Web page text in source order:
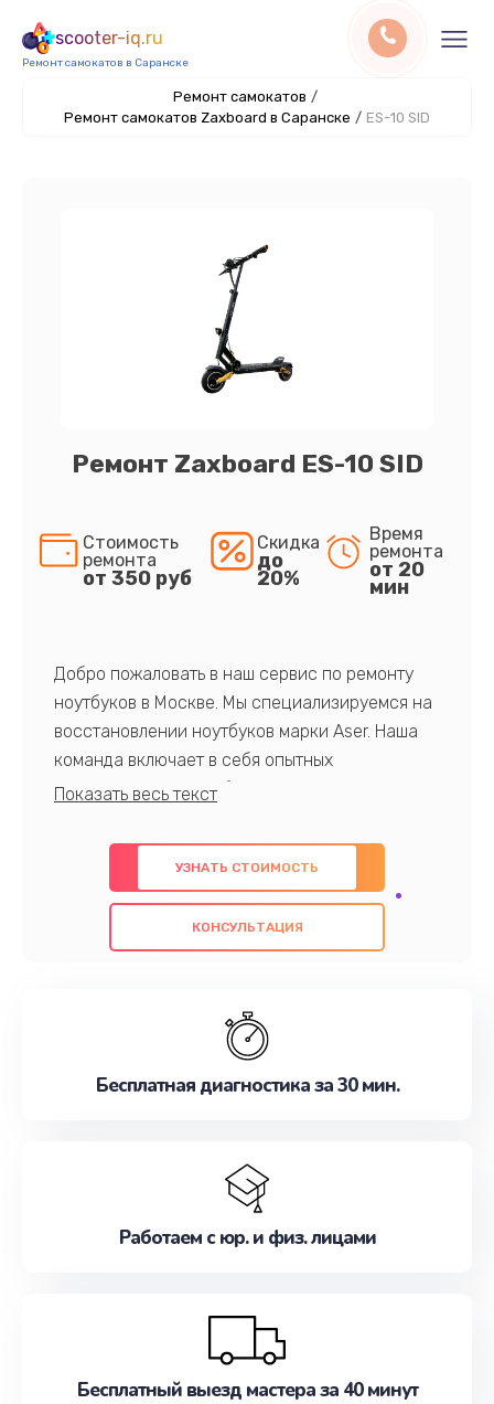
scooter-iq.ru
Ремонт самокатов в Саранске
Ремонт самокатов /
Ремонт самокатов Zaxboard в Саранске / ES-10 SID
Ремонт Zaxboard ES-10 SID
Стоимость
ремонта
от 350 руб
Скидка
до
20%
Время
ремонта
от 20
мин
Добро пожаловать в наш сервис по ремонту
ноутбуков в Москве. Мы специализируемся на
восстановлении ноутбуков марки Aser. Наша
команда включает в себя опытных
профессионалов с обширными знаниями и
предлагаем быстрый и качественный ремонт с
использованием оригинальных компонентов, а
также гарантируем качество всех
проведенных работ. Наша цель - предоставить
наилучшим образом. Не медлите записаться на
УЗНАТЬ СТОИМОСТЬ
КОНСУЛЬТАЦИЯ
Бесплатная диагностика за 30 мин.
Работаем с юр. и физ. лицами
Бесплатный выезд мастера за 40 минут